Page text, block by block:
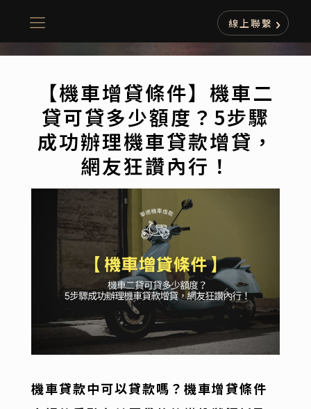
線上聯繫
【機車增貸條件】機車二
貸可貸多少額度？5步驟
成功辦理機車貸款增貸，
網友狂讚內行！
機車貸款中可以貸款嗎？機車增貸條件